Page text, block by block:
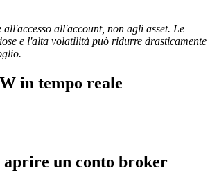
all'accesso all'account, non agli asset. Le
e l'alta volatilità può ridurre drasticamente
in tempo reale
aprire un conto broker